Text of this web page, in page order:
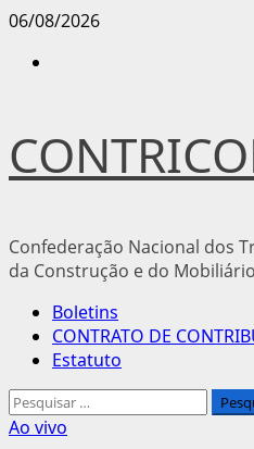
Avançar
06/08/2026
Confederação Nacional dos
da Construção e do Mobiliário
Menu
principal
Boletins
CONTRATO DE
Estatuto
Pesquisar
por:
Ao vivo